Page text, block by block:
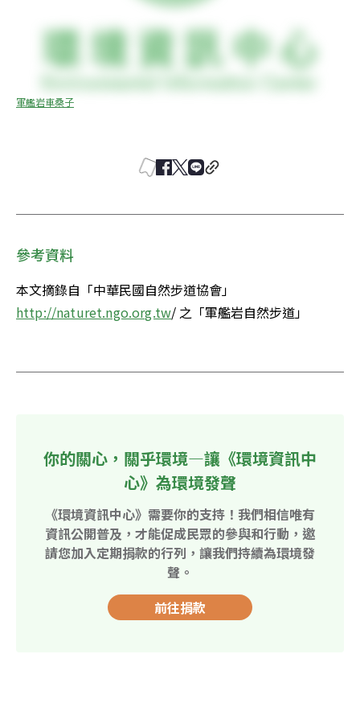
軍艦岩車桑子
參考資料
http://naturet.ngo.org.tw/ 之「軍艦岩自然步道」
你的關心，關乎環境—讓《環境資訊中
心》為環境發聲
《環境資訊中心》需要你的支持！我們相信唯有
資訊公開普及，才能促成民眾的參與和行動，邀
請您加入定期捐款的行列，讓我們持續為環境發
聲。
前往捐款